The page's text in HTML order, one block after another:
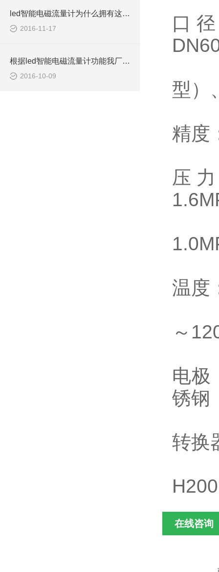
led智能电磁流量计为什么拥有这么好的稳定性
2016-11-17
根据led智能电磁流量计功能我厂做了许多改进
2016-10-09
口
型）
精度
压
温度
～
电极
锈钢
转换
在线咨询